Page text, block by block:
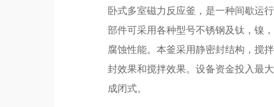
卧式多室磁力反应釜，是一种间歇运
部件可采用各种型号不锈钢及钛，镍
腐蚀性能。本釜采用静密封结构，搅
封效果和搅拌效果。设备资金投入最
成闭式。